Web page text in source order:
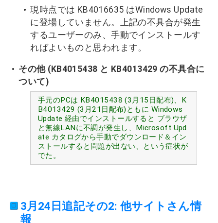
現時点では KB4016635 はWindows Update
に登場していません。上記の不具合が発生
するユーザーのみ、手動でインストールす
ればよいものと思われます。
その他 (KB4015438 と KB4013429 の不具合に
ついて)
手元のPCは KB4015438 (3月15日配布)、K
B4013429 (3月21日配布)ともに Windows
Update 経由でインストールすると ブラウザ
と無線LANに不調が発生し、Microsoft Upd
ate カタログから手動でダウンロード＆イン
ストールすると問題が出ない、という症状が
でた。
3月24日追記その2: 他サイトさん情
報